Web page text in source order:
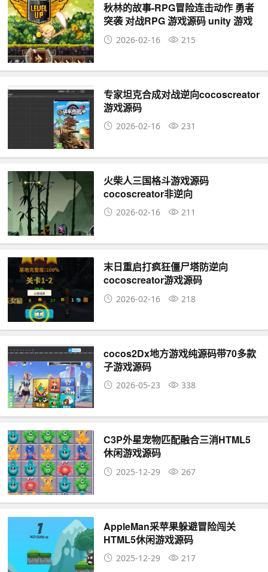
秋林的故事-RPG冒险连击动作 勇者
突袭 对战RPG 游戏源码 unity 游戏
源码2026-02-16 215
专家坦克合成对战逆向cocoscreator
游戏源码
2026-02-16 231
火柴人三国格斗游戏源码
cocoscreator非逆向
2026-02-16 211
末日重启打疯狂僵尸塔防逆向
cocoscreator游戏源码
2026-02-16 218
cocos2Dx地方游戏纯源码带70多款
子游戏源码
2026-05-23 338
C3P外星宠物匹配融合三消HTML5
休闲游戏源码
2025-12-29 267
AppleMan采苹果躲避冒险闯关
HTML5休闲游戏源码
2025-12-29 217